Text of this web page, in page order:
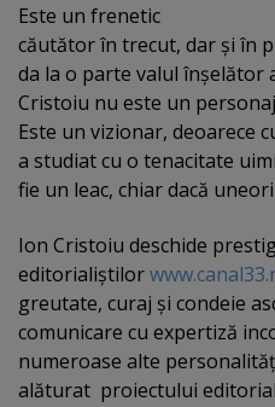
Este un frenetic
căutător în trecut, dar şi în
da la o parte valul înşelător
Cristoiu nu este un
Este un vizionar, deoarece
a studiat cu o tenacitate
fie un leac, chiar dacă
Ion Cristoiu deschide
editorialiştilor
greutate, curaj şi condeie
comunicare cu expertiză
numeroase alte
alăturat proiectului